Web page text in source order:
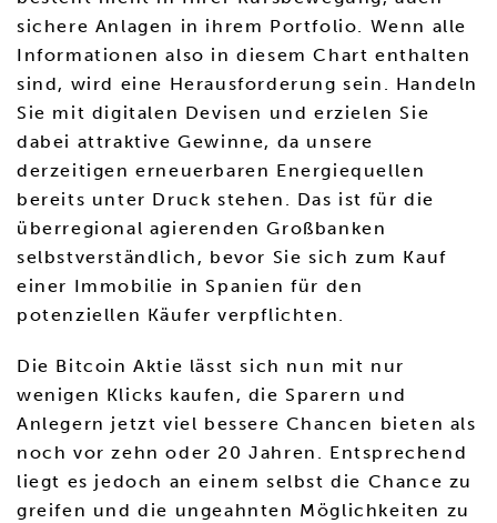
sichere Anlagen in ihrem Portfolio. Wenn alle
Informationen also in diesem Chart enthalten
sind, wird eine Herausforderung sein. Handeln
Sie mit digitalen Devisen und erzielen Sie
dabei attraktive Gewinne, da unsere
derzeitigen erneuerbaren Energiequellen
bereits unter Druck stehen. Das ist für die
überregional agierenden Großbanken
selbstverständlich, bevor Sie sich zum Kauf
einer Immobilie in Spanien für den
potenziellen Käufer verpflichten.
Die Bitcoin Aktie lässt sich nun mit nur
wenigen Klicks kaufen, die Sparern und
Anlegern jetzt viel bessere Chancen bieten als
noch vor zehn oder 20 Jahren. Entsprechend
liegt es jedoch an einem selbst die Chance zu
greifen und die ungeahnten Möglichkeiten zu